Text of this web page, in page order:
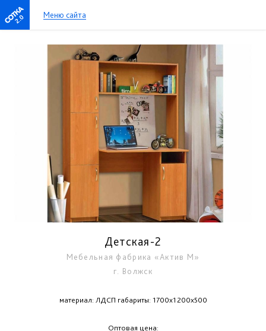
2.0 Меню сайта
Детская-2
Мебельная фабрика «Актив М»
г. Волжск
материал: ЛДСП габариты: 1700х1200х500
Оптовая цена: